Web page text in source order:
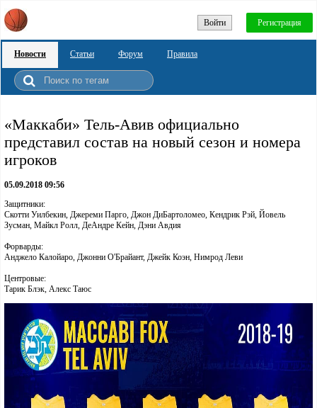
Войти Регистрация
Новости Статьи Форум Правила
«Маккаби» Тель-Авив официально
представил состав на новый сезон и номера
игроков
05.09.2018 09:56
Защитники:
Скотти Уилбекин, Джереми Парго, Джон ДиБартоломео, Кендрик Рэй, Йовель
Зусман, Майкл Ролл, ДеАндре Кейн, Дэни Авдия
Форварды:
Анджело Калойаро, Джонни O'Брайант, Джейк Коэн, Нимрод Леви
Центровые:
Тарик Блэк, Алекс Таюс